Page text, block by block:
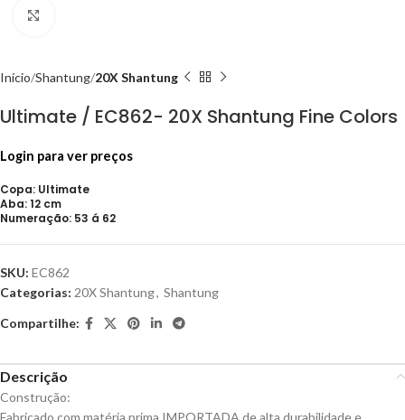
Início Shantung 20X Shantung
Ultimate / EC862- 20X Shantung Fine Colors
Login para ver preços
Copa: Ultimate
Aba: 12 cm
Numeração: 53 á 62
SKU: EC862
Categorias: 20X Shantung, Shantung
Compartilhe:
Descrição
Construção:
Fabricado com matéria prima IMPORTADA de alta durabilidade e